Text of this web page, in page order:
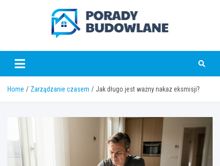
poradybudowlane.pl
Home Zarządzanie czasem Jak długo jest ważny nakaz eksmisji?